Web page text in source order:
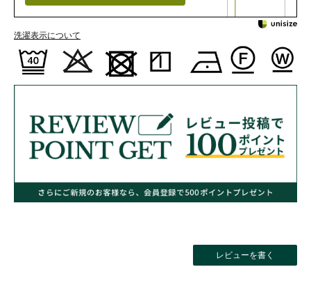
洗濯表示について
レビューを書く